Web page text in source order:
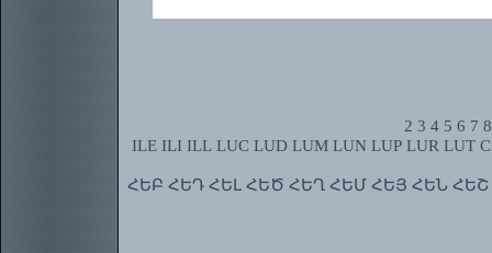
2 3 4 5 6 7 8
ILE ILI ILL LUC LUD LUM LUN LUP LUR LUT
ՀԵԲ ՀԵԴ ՀԵԼ ՀԵԾ ՀԵՂ ՀԵՄ ՀԵՅ ՀԵՆ ՀԵՇ